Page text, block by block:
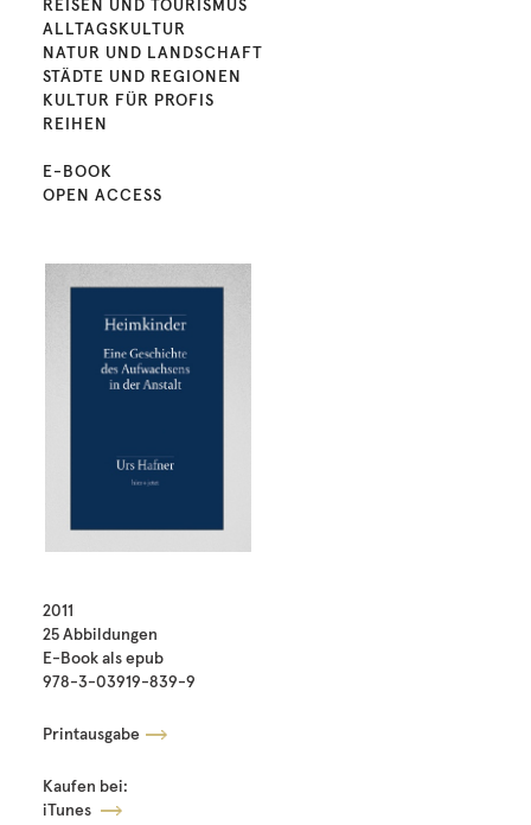
REISEN UND TOURISMUS
ALLTAGSKULTUR
NATUR UND LANDSCHAFT
STÄDTE UND REGIONEN
KULTUR FÜR PROFIS
REIHEN
E-BOOK
OPEN ACCESS
2011
25 Abbildungen
E-Book als epub
978-3-03919-839-9
Printausgabe
Kaufen bei:
iTunes